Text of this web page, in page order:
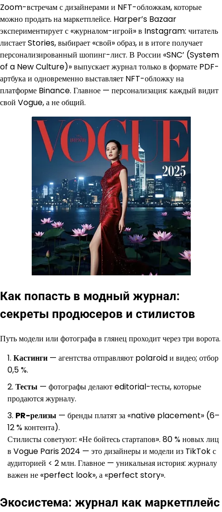
Zoom-встречам с дизайнерами и NFT-обложкам, которые
можно продать на маркетплейсе. Harper’s Bazaar
экспериментирует с «журналом-игрой» в Instagram: читатель
листает Stories, выбирает «свой» образ, и в итоге получает
персонализированный шопинг-лист. В России «SNC’ (System
of a New Culture)» выпускает журнал только в формате PDF-
артбука и одновременно выставляет NFT-обложку на
платформе Binance. Главное — персонализация: каждый видит
свой Vogue, а не общий.
Как попасть в модный журнал:
секреты продюсеров и стилистов
Путь модели или фотографа в глянец проходит через три ворота.
Кастинги — агентства отправляют polaroid и видео; отбор
0,5 %.
Тесты — фотографы делают editorial-тесты, которые
продаются журналу.
PR-релизы — бренды платят за «native placement» (6–
12 % контента).
Стилисты советуют: «Не бойтесь стартапов». 80 % новых лиц
в Vogue Paris 2024 — это дизайнеры и модели из TikTok с
аудиторией < 2 млн. Главное — уникальная история: журналу
важен не «perfect look», а «perfect story».
Экосистема: журнал как маркетплейс